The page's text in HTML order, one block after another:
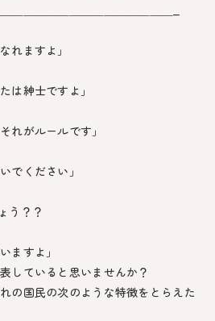
れますよ」
は紳士ですよ」
れがルールです」
でください」
う？？
ますよ」
していると思いませんか？
の国民の次のような特徴をとらえた